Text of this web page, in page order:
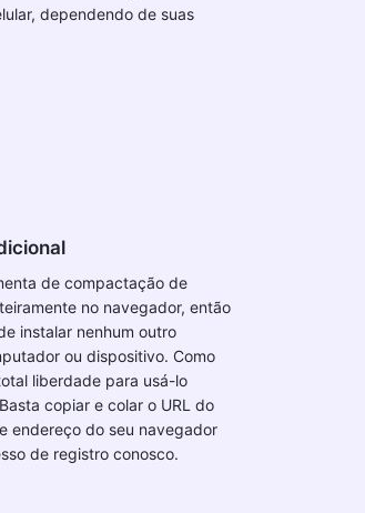
dependendo de suas
de compactação de
no navegador, então
instalar nenhum outro
ou dispositivo. Como
liberdade para usá-lo
copiar e colar o URL do
endereço do seu navegador
de registro conosco.